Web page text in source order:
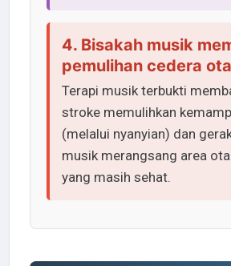
4. Bisakah musik
pemulihan cedera
Terapi musik terbukti
stroke memulihkan
(melalui nyanyian) dan
musik merangsang area
yang masih sehat.